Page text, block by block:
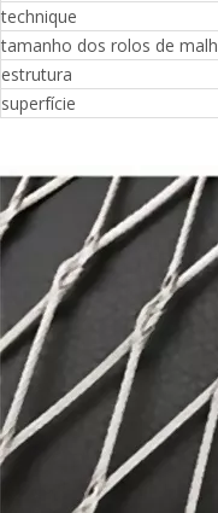
technique
tamanho dos rolos de
estrutura
superfície